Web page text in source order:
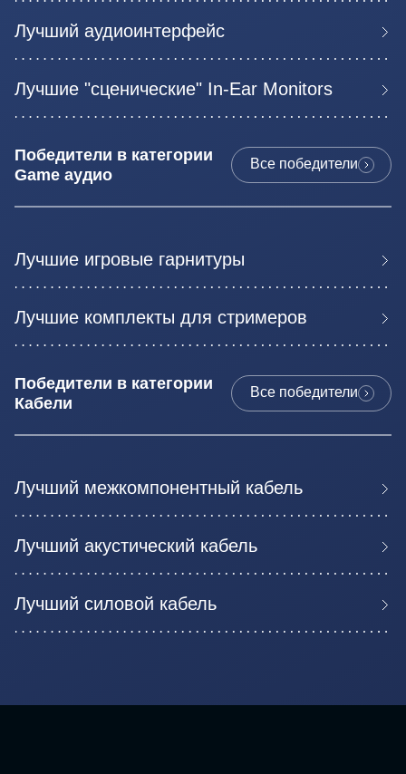
Лучший аудиоинтерфейс
Лучшие "сценические" In-Ear Monitors
Победители в категории
Game аудио
Все победители
Лучшие игровые гарнитуры
Лучшие комплекты для стримеров
Победители в категории
Кабели
Все победители
Лучший межкомпонентный кабель
Лучший акустический кабель
Лучший силовой кабель